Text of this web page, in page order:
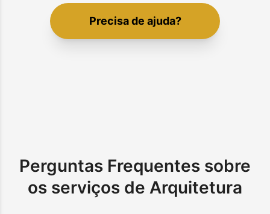
Precisa de ajuda?
Perguntas Frequentes sobre
os serviços de Arquitetura